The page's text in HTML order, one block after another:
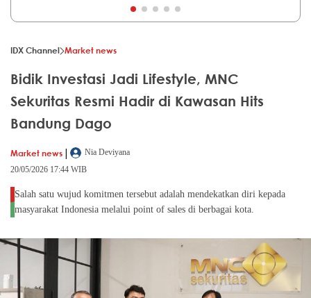
IDX Channel Market news
Bidik Investasi Jadi Lifestyle, MNC
Sekuritas Resmi Hadir di Kawasan Hits
Bandung Dago
Market news |
Nia Deviyana
20/05/2026 17:44 WIB
Salah satu wujud komitmen tersebut adalah mendekatkan diri kepada
masyarakat Indonesia melalui point of sales di berbagai kota.